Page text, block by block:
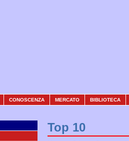
CONOSCENZA MERCATO BIBLIOTECA
Top 10